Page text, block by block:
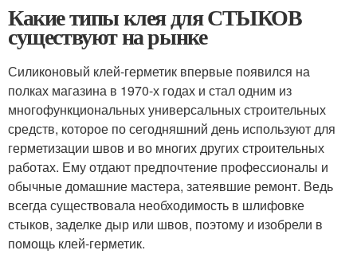
Какие типы клея для СТЫКОВ
существуют на рынке
Силиконовый клей-герметик впервые появился на
полках магазина в 1970-х годах и стал одним из
многофункциональных универсальных строительных
средств, которое по сегодняшний день используют для
герметизации швов и во многих других строительных
работах. Ему отдают предпочтение профессионалы и
обычные домашние мастера, затеявшие ремонт. Ведь
всегда существовала необходимость в шлифовке
стыков, заделке дыр или швов, поэтому и изобрели в
помощь клей-герметик.